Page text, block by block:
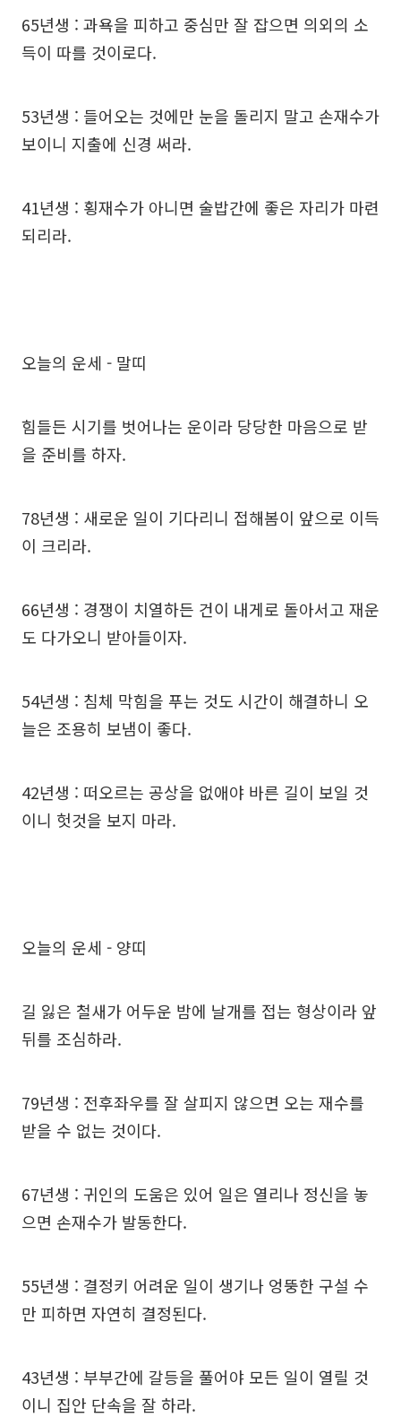
65년생 : 과욕을 피하고 중심만 잘 잡으면 의외의 소
득이 따를 것이로다.
53년생 : 들어오는 것에만 눈을 돌리지 말고 손재수가
보이니 지출에 신경 써라.
41년생 : 횡재수가 아니면 술밥간에 좋은 자리가 마련
되리라.
오늘의 운세 - 말띠
힘들든 시기를 벗어나는 운이라 당당한 마음으로 받
을 준비를 하자.
78년생 : 새로운 일이 기다리니 접해봄이 앞으로 이득
이 크리라.
66년생 : 경쟁이 치열하든 건이 내게로 돌아서고 재운
도 다가오니 받아들이자.
54년생 : 침체 막힘을 푸는 것도 시간이 해결하니 오
늘은 조용히 보냄이 좋다.
42년생 : 떠오르는 공상을 없애야 바른 길이 보일 것
이니 헛것을 보지 마라.
오늘의 운세 - 양띠
길 잃은 철새가 어두운 밤에 날개를 접는 형상이라 앞
뒤를 조심하라.
79년생 : 전후좌우를 잘 살피지 않으면 오는 재수를
받을 수 없는 것이다.
67년생 : 귀인의 도움은 있어 일은 열리나 정신을 놓
으면 손재수가 발동한다.
55년생 : 결정키 어려운 일이 생기나 엉뚱한 구설 수
만 피하면 자연히 결정된다.
43년생 : 부부간에 갈등을 풀어야 모든 일이 열릴 것
이니 집안 단속을 잘 하라.